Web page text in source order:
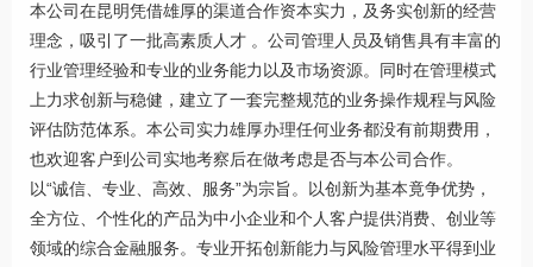
本公司在昆明凭借雄厚的渠道合作资本实力，及务实创新的经营
理念，吸引了一批高素质人才 。公司管理人员及销售具有丰富的
行业管理经验和专业的业务能力以及市场资源。同时在管理模式
上力求创新与稳健，建立了一套完整规范的业务操作规程与风险
评估防范体系。本公司实力雄厚办理任何业务都没有前期费用，
也欢迎客户到公司实地考察后在做考虑是否与本公司合作。
以“诚信、专业、高效、服务”为宗旨。以创新为基本竟争优势，
全方位、个性化的产品为中小企业和个人客户提供消费、创业等
领域的综合金融服务。专业开拓创新能力与风险管理水平得到业